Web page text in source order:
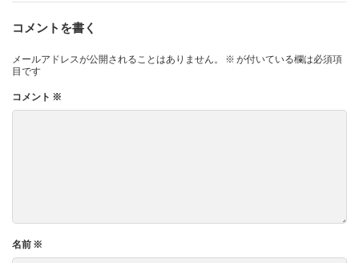
コメントを書く
メールアドレスが公開されることはありません。 ※ が付いている欄は必須項
目です
コメント ※
名前 ※